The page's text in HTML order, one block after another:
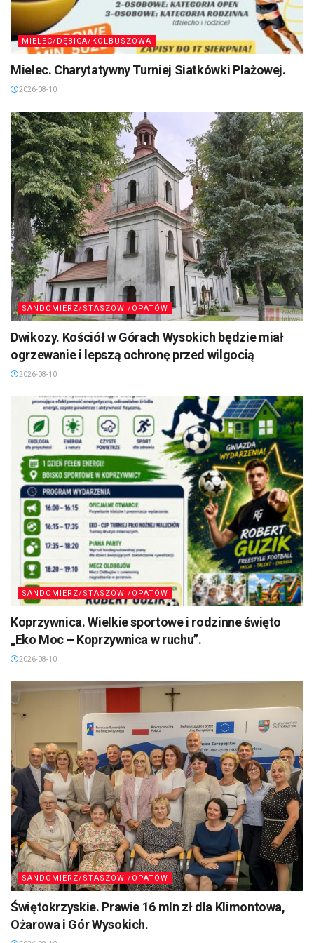
MIELEC/DĘBICA/KOLBUSZOWA
Mielec. Charytatywny Turniej Siatkówki Plażowej.
2026-08-10
SANDOMIERZ/STASZÓW /OPATÓW
Dwikozy. Kościół w Górach Wysokich będzie miał
ogrzewanie i lepszą ochronę przed wilgocią
2026-08-10
SANDOMIERZ/STASZÓW /OPATÓW
Koprzywnica. Wielkie sportowe i rodzinne święto
„Eko Moc – Koprzywnica w ruchu”.
2026-08-10
SANDOMIERZ/STASZÓW /OPATÓW
Świętokrzyskie. Prawie 16 mln zł dla Klimontowa,
Ożarowa i Gór Wysokich.